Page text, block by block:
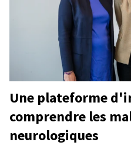
Une plateforme
comprendre les
neurologiques